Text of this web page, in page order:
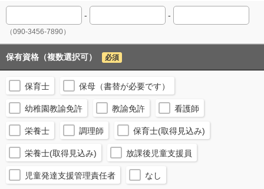
- -
（090-3456-7890）
保有資格（複数選択可） 必須
保育士 保母（書替が必要です）
幼稚園教諭免許 教諭免許 看護師
栄養士 調理師 保育士(取得見込み)
栄養士(取得見込み) 放課後児童支援員
児童発達支援管理責任者 なし